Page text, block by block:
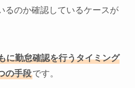
るのか確認しているケースが
に勤怠確認を行うタイミング
の手段です。